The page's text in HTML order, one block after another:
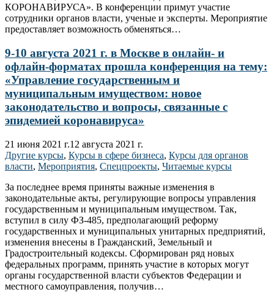
КОРОНАВИРУСА». В конференции примут участие
сотрудники органов власти, ученые и эксперты. Мероприятие
предоставляет возможность обменяться…
9-10 августа 2021 г. в Москве в онлайн- и
офлайн-форматах прошла конференция на тему:
«Управление государственным и
муниципальным имуществом: новое
законодательство и вопросы, связанные с
эпидемией коронавируса»
21 июня 2021 г.12 августа 2021 г.
Другие курсы, Курсы в сфере бизнеса, Курсы для органов
власти, Мероприятия, Спецпроекты, Читаемые курсы
За последнее время приняты важные изменения в
законодательные акты, регулирующие вопросы управления
государственным и муниципальным имуществом. Так,
вступил в силу ФЗ-485, предполагающий реформу
государственных и муниципальных унитарных предприятий,
изменения внесены в Гражданский, Земельный и
Градостроительный кодексы. Сформирован ряд новых
федеральных программ, принять участие в которых могут
органы государственной власти субъектов Федерации и
местного самоуправления, получив…